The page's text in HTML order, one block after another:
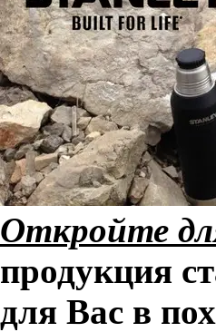
Откройте
продукция
для Вас в